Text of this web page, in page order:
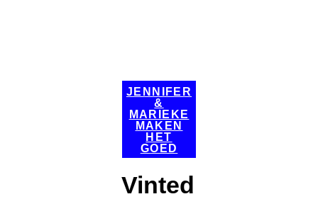
JENNIFER
&
MARIEKE
MAKEN
HET
GOED
Vinted